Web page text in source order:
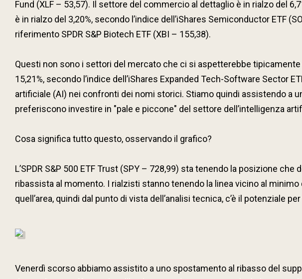
Fund (XLF – 53,57). Il settore del commercio al dettaglio è in rialzo del
è in rialzo del 3,20%, secondo l’indice dell’iShares Semiconductor ETF
riferimento SPDR S&P Biotech ETF (XBI – 155,38).
Questi non sono i settori del mercato che ci si aspetterebbe
15,21%, secondo l’indice dell’iShares Expanded Tech-Software Sector
artificiale (AI) nei confronti dei nomi storici. Stiamo quindi assistendo a
preferiscono investire in "pale e piccone" del settore dell’intelligenza
Cosa significa tutto questo, osservando il grafico?
L’SPDR S&P 500 ETF Trust (SPY – 728,99) sta tenendo la posizione
ribassista al momento. I rialzisti stanno tenendo la linea vicino al
quell’area, quindi dal punto di vista dell’analisi tecnica, c’è il potenziale
Venerdì scorso abbiamo assistito a uno spostamento al ribasso del